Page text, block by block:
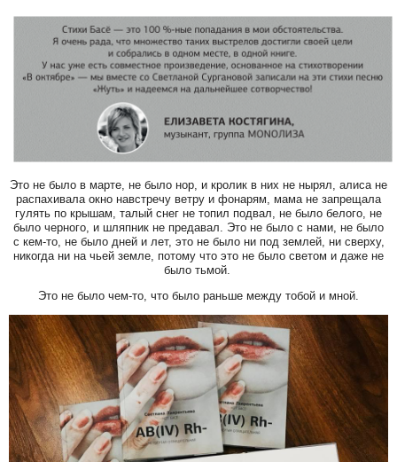
Это не было в марте, не было нор, и кролик в них не нырял, алиса не
распахивала окно навстречу ветру и фонарям, мама не запрещала
гулять по крышам, талый снег не топил подвал, не было белого, не
было черного, и шляпник не предавал. Это не было с нами, не было
с кем-то, не было дней и лет, это не было ни под землей, ни сверху,
никогда ни на чьей земле, потому что это не было светом и даже не
было тьмой.
Это не было чем-то, что было раньше между тобой и мной.